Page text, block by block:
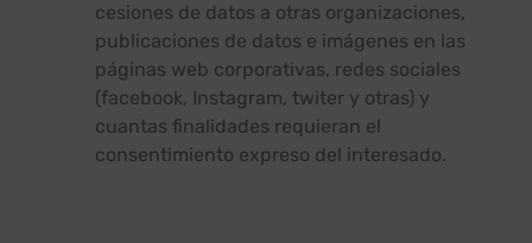
cesiones de datos a otras organizaciones,
publicaciones de datos e imágenes en las
páginas web corporativas, redes sociales
(facebook, Instagram, twiter y otras) y
cuantas finalidades requieran el
consentimiento expreso del interesado.